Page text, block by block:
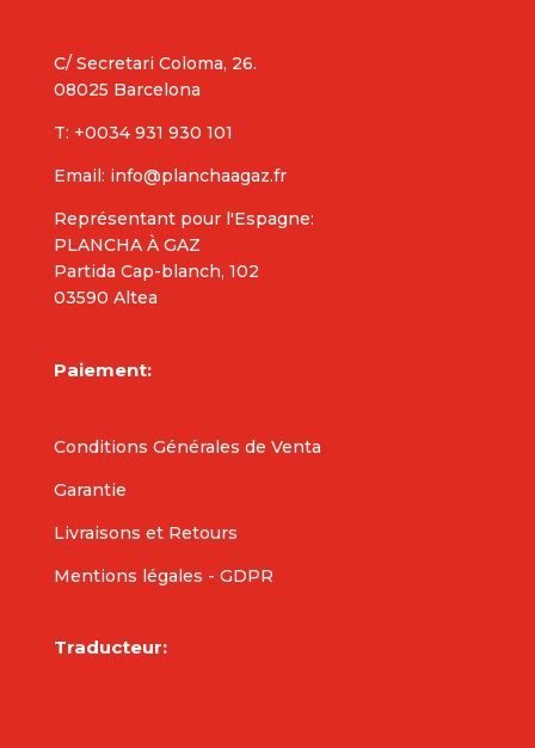
C/ Secretari Coloma, 26.
08025 Barcelona
T: +0034 931 930 101
Email: info@planchaagaz.fr
Représentant pour l'Espagne:
PLANCHA À GAZ
Partida Cap-blanch, 102
03590 Altea
Paiement:
Conditions Générales de Venta
Garantie
Livraisons et Retours
Mentions légales - GDPR
Traducteur: